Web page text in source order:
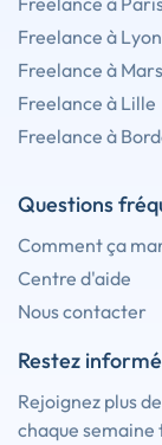
Freelance à Lyon
Freelance à
Freelance à Lille
Freelance à
Questions
Comment ça
Centre d'aide
Nous contacter
Restez informé
Rejoignez plus
chaque semaine